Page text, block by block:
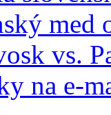
med
vs.
na e-